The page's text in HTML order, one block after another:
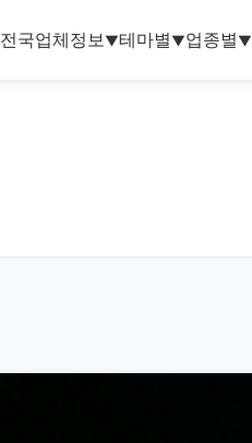
전국업체정보▼테마별▼업종별▼